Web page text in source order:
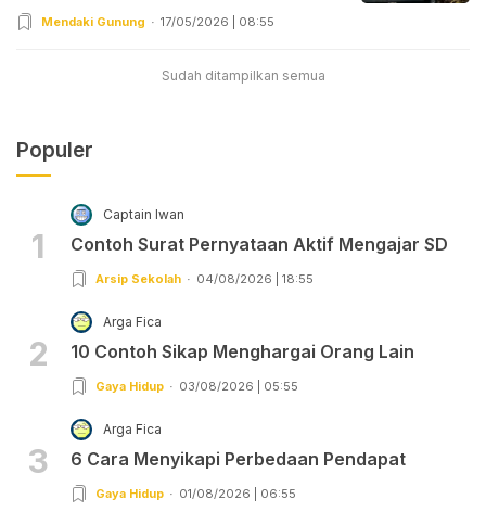
Mendaki Gunung 17/05/2026 | 08:55
Sudah ditampilkan semua
Populer
1
Captain Iwan
Contoh Surat Pernyataan Aktif Mengajar SD
Arsip Sekolah 04/08/2026 | 18:55
2
Arga Fica
10 Contoh Sikap Menghargai Orang Lain
Gaya Hidup 03/08/2026 | 05:55
3
Arga Fica
6 Cara Menyikapi Perbedaan Pendapat
Gaya Hidup 01/08/2026 | 06:55